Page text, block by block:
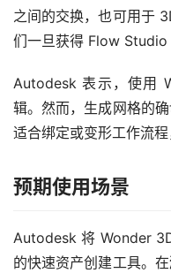
之间的交换，也可用于
们一旦获得 Flow Studio
Autodesk 表示，使用
辑。然而，生成网格的
适合绑定或变形工作流程
预期使用场景
Autodesk 将 Wonder
的快速资产创建工具。在